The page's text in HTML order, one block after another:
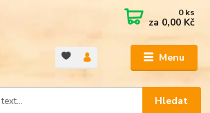
Menu
Hledat
0ks
za 0,00 Kč